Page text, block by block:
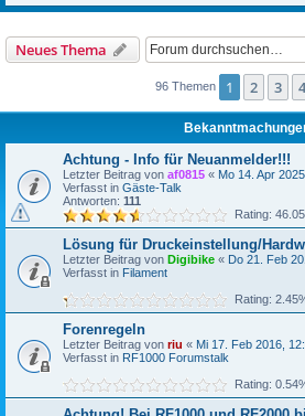
Neues Thema
96 Themen 1 2 3 4
Achtung - Info für Neuanmelder!!!
Letzter Beitrag von af0815 « Mo 14. Apr
Verfasst in Gäste-Talk
Antworten: 111
Rating:
Lösung für Druckeinstellung/
Letzter Beitrag von Digibike « Do 21. Feb
Verfasst in Filament
Rating:
Forenregeln
Letzter Beitrag von riu « Mi 17. Feb 2016,
Verfasst in RF1000 Forumstalk
Rating: